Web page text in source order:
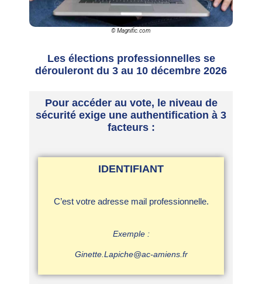
© Magnific.com
Les élections professionnelles se
dérouleront du 3 au 10 décembre 2026
Pour accéder au vote, le niveau de
sécurité exige une authentification à 3
facteurs :
IDENTIFIANT
C’est votre adresse mail professionnelle.
Exemple :
Ginette.Lapiche@ac-amiens.fr